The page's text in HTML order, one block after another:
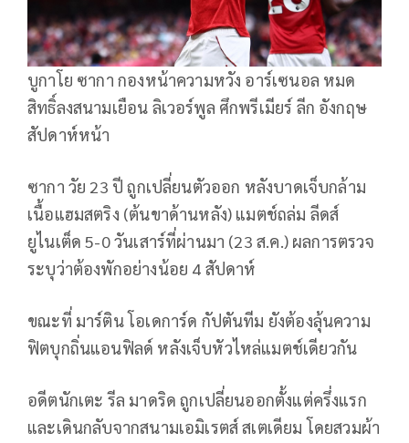
บูกาโย ซากา กองหน้าความหวัง อาร์เซนอล หมด
สิทธิ์ลงสนามเยือน ลิเวอร์พูล ศึกพรีเมียร์ ลีก อังกฤษ
สัปดาห์หน้า
ซากา วัย 23 ปี ถูกเปลี่ยนตัวออก หลังบาดเจ็บกล้าม
เนื้อแฮมสตริง (ต้นขาด้านหลัง) แมตช์ถล่ม ลีดส์
ยูไนเต็ด 5-0 วันเสาร์ที่ผ่านมา (23 ส.ค.) ผลการตรวจ
ระบุว่าต้องพักอย่างน้อย 4 สัปดาห์
ขณะที่ มาร์ติน โอเดการ์ด กัปตันทีม ยังต้องลุ้นความ
ฟิตบุกถิ่นแอนฟิลด์ หลังเจ็บหัวไหล่แมตช์เดียวกัน
อดีตนักเตะ รีล มาดริด ถูกเปลี่ยนออกตั้งแต่ครึ่งแรก
และเดินกลับจากสนามเอมิเรตส์ สเตเดียม โดยสวมผ้า